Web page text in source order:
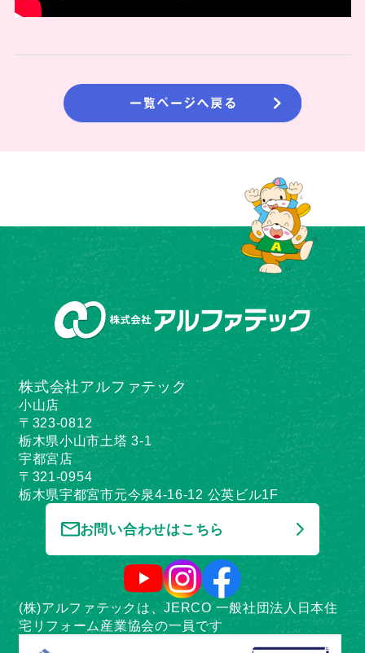
株式会社アルファテック
小山店
〒323-0812
栃木県小山市土塔 3-1
宇都宮店
〒321-0954
栃木県宇都宮市元今泉4-16-12 公英ビル1F
お問い合わせはこちら
(株)アルファテックは、JERCO 一般社団法人日本住
宅リフォーム産業協会の一員です